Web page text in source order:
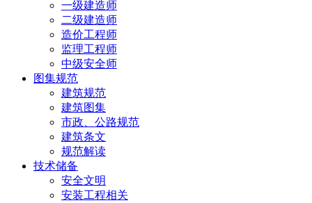
一级建造师
二级建造师
造价工程师
监理工程师
中级安全师
图集规范
建筑规范
建筑图集
市政、公路规范
建筑条文
规范解读
技术储备
安全文明
安装工程相关